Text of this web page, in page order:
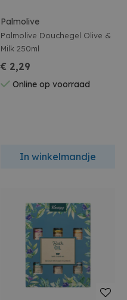
Palmolive
Palmolive Douchegel Olive &
Milk 250ml
€ 2,29
Online op voorraad
In winkelmandje